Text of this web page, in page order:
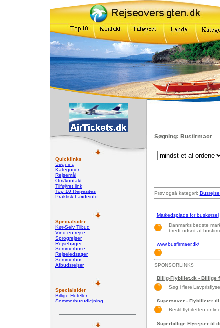
Quicklinks
Søgning
Kategorier
Rejsemål
Om/kontakt
Tilføj/ret link
Top 10 Rejsesites
Praktisk Landeinfo
Specialsider
Kør-Selv Tilbud
Vind en rejse
Sprogrejser
Rejsebøger
Sommerhuse
Rejseledsager
Sommerhus
Afbudsrejser
Specialsider
Billige Hoteller
Sommerhusudlejning
Søgning: Busfirmaer
Prøv også kategori:
Markedsplads for buskørsel
Danmarks bedste
bredt udsnit af
www.busfirmaer.dk/
SPONSORLINKS
Billig-Flybillet.dk - Billige
Søg i flere
Supersaver - Flybilleter
Bestil flybilletten
Superbillige Flyrejser til